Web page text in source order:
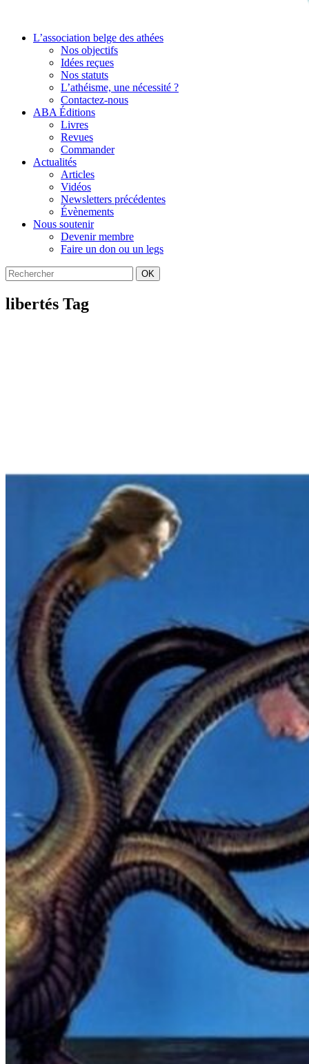
L’association belge des athées
Nos objectifs
Idées reçues
Nos statuts
L’athéisme, une nécessité ?
Contactez-nous
ABA Éditions
Livres
Revues
Commander
Actualités
Articles
Vidéos
Newsletters précédentes
Évènements
Nous soutenir
Devenir membre
Faire un don ou un legs
OK
libertés Tag